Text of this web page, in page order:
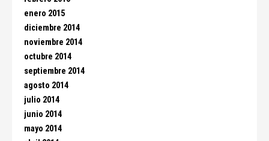
enero 2015
diciembre 2014
noviembre 2014
octubre 2014
septiembre 2014
agosto 2014
julio 2014
junio 2014
mayo 2014